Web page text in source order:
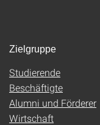
Zielgruppe
Studierende
Beschäftigte
Alumni und Förderer
Wirtschaft